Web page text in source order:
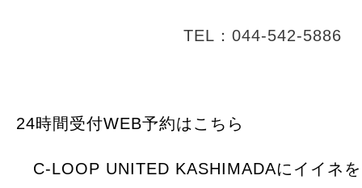
TEL：044-542-5886
24時間受付WEB予約はこちら
C-LOOP UNITED KASHIMADAにイイネ